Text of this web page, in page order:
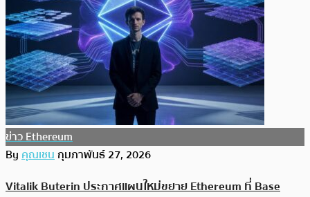
ข่าว Ethereum
Byคุณเชนกุมภาพันธ์ 27, 2026
Vitalik Buterin ประกาศแผนใหม่ขยาย Ethereum ที่ Base